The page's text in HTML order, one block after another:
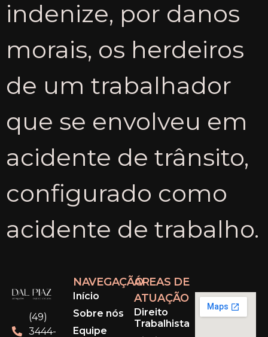
indenize, por danos
morais, os herdeiros
de um trabalhador
que se envolveu em
acidente de trânsito,
configurado como
acidente de trabalho.
(49)
3444-
NAVEGAÇÃO
Início
Sobre nós
Equipe
ÁREAS DE
ATUAÇÃO
Direito
Trabalhista